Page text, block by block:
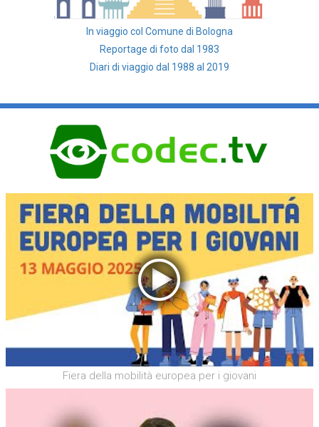
In viaggio col Comune di Bologna
Reportage di foto dal 1983
Diari di viaggio dal 1988 al 2019
Fiera della mobilità europea per i giovani